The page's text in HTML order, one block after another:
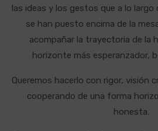
las ideas y los gestos que a lo
se han puesto encima de la
acompañar la trayectoria de la
horizonte más esperanzador,
Queremos hacerlo con rigor, visión
cooperando de una forma
honesta.